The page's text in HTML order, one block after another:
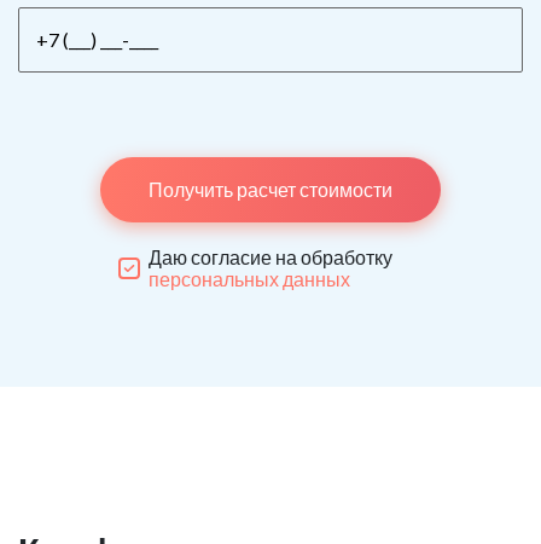
Получить расчет стоимости
Даю согласие на обработку
персональных данных